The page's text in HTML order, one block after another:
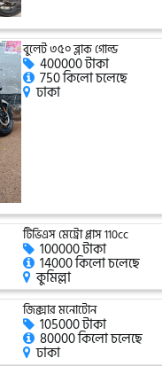
বুলেট ৩৫০ ব্লাক গোল্ড
400000 টাকা
750 কিলো চলেছে
ঢাকা
টিভিএস মেট্রো প্লাস 110cc
100000 টাকা
14000 কিলো চলেছে
কুমিল্লা
জিক্সার মনোটোন
105000 টাকা
80000 কিলো চলেছে
ঢাকা